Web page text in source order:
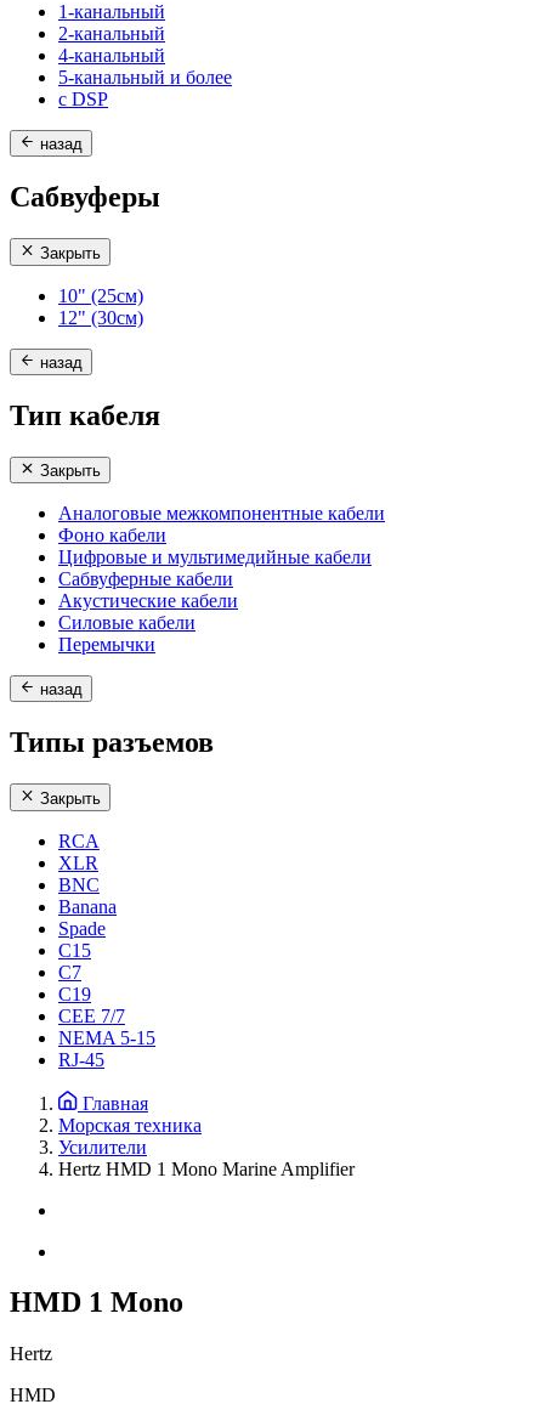
1-канальный
2-канальный
4-канальный
5-канальный и более
с DSP
назад
Сабвуферы
Закрыть
10" (25см)
12" (30см)
назад
Тип кабеля
Закрыть
Аналоговые межкомпонентные кабели
Фоно кабели
Цифровые и мультимедийные кабели
Сабвуферные кабели
Акустические кабели
Силовые кабели
Перемычки
назад
Типы разъемов
Закрыть
RCA
XLR
BNC
Banana
Spade
C15
С7
C19
CEE 7/7
NEMA 5-15
RJ-45
Главная
Морская техника
Усилители
Hertz HMD 1 Mono Marine Amplifier
HMD 1 Mono
Hertz
HMD